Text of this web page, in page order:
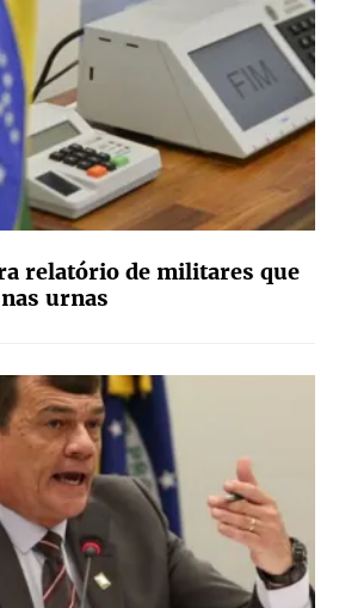
relatório de militares que
urnas